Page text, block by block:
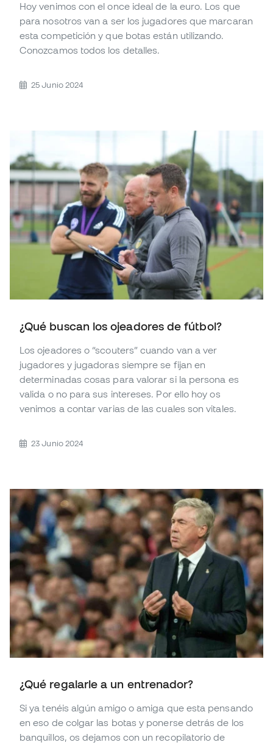
Hoy venimos con el once ideal de la euro. Los que
para nosotros van a ser los jugadores que marcaran
esta competición y que botas están utilizando.
Conozcamos todos los detalles.
25 Junio 2024
¿Qué buscan los ojeadores de fútbol?
Los ojeadores o “scouters” cuando van a ver
jugadores y jugadoras siempre se fijan en
determinadas cosas para valorar si la persona es
valida o no para sus intereses. Por ello hoy os
venimos a contar varias de las cuales son vitales.
23 Junio 2024
¿Qué regalarle a un entrenador?
Si ya tenéis algún amigo o amiga que esta pensando
en eso de colgar las botas y ponerse detrás de los
banquillos, os dejamos con un recopilatorio de